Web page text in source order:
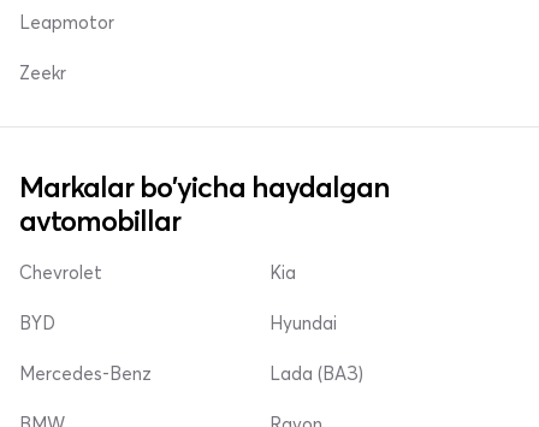
Leapmotor
Zeekr
Markalar bo'yicha haydalgan
avtomobillar
Chevrolet
BYD
Mercedes-Benz
Kia
Hyundai
Lada (ВАЗ)